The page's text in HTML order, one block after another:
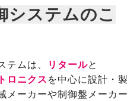
システムのこ
テムは、 リタールと
ロニクス を中心に設計・製
メーカーや制御盤メーカー